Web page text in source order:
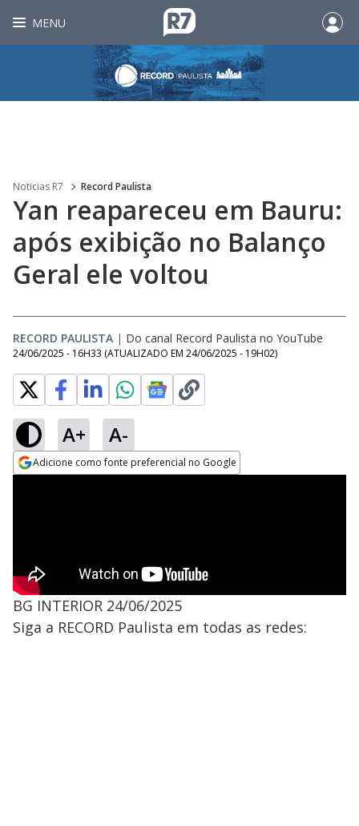
MENU
Noticias R7 Record Paulista
Yan reapareceu em Bauru:
após exibição no Balanço
Geral ele voltou
RECORD PAULISTA | Do canal Record Paulista no YouTube
24/06/2025 - 16H33 (ATUALIZADO EM 24/06/2025 - 19H02)
A+ A-
Adicione como fonte preferencial no Google
BG INTERIOR 24/06/2025
Siga a RECORD Paulista em todas as redes: